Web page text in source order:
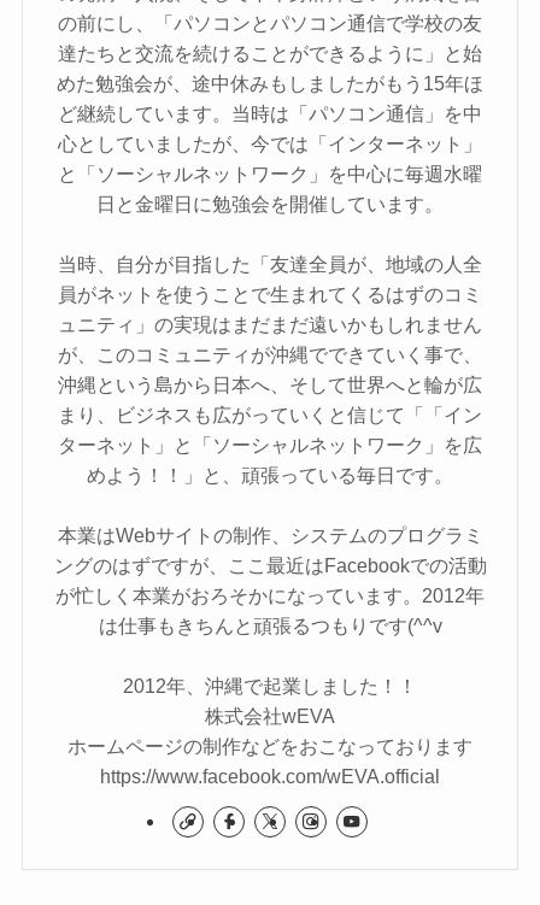
の前にし、「パソコンとパソコン通信で学校の友
達たちと交流を続けることができるように」と始
めた勉強会が、途中休みもしましたがもう15年ほ
ど継続しています。当時は「パソコン通信」を中
心としていましたが、今では「インターネット」
と「ソーシャルネットワーク」を中心に毎週水曜
日と金曜日に勉強会を開催しています。
当時、自分が目指した「友達全員が、地域の人全
員がネットを使うことで生まれてくるはずのコミ
ュニティ」の実現はまだまだ遠いかもしれません
が、このコミュニティが沖縄でできていく事で、
沖縄という島から日本へ、そして世界へと輪が広
まり、ビジネスも広がっていくと信じて「「イン
ターネット」と「ソーシャルネットワーク」を広
めよう！！」と、頑張っている毎日です。
本業はWebサイトの制作、システムのプログラミ
ングのはずですが、ここ最近はFacebookでの活動
が忙しく本業がおろそかになっています。2012年
は仕事もきちんと頑張るつもりです(^^v
2012年、沖縄で起業しました！！
株式会社wEVA
ホームページの制作などをおこなっております
https://www.facebook.com/wEVA.official